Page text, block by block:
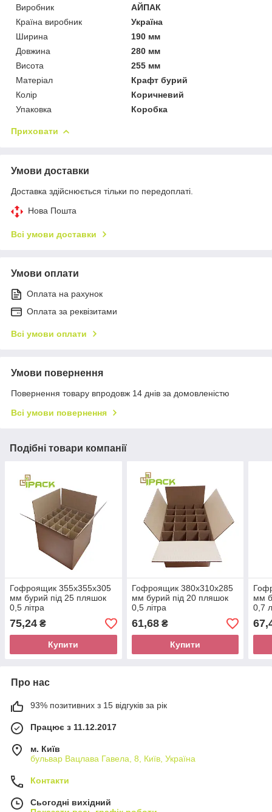
Виробник
АЙПАК
Країна виробник
Україна
Ширина
190 мм
Довжина
280 мм
Висота
255 мм
Матеріал
Крафт бурий
Колір
Коричневий
Упаковка
Коробка
Приховати
Умови доставки
Доставка здійснюється тільки по передоплаті.
Нова Пошта
Всі умови доставки
Умови оплати
Оплата на рахунок
Оплата за реквізитами
Всі умови оплати
Умови повернення
Повернення товару впродовж 14 днів за домовленістю
Всі умови повернення
Подібні товари компанії
Гофроящик 355х355х305
мм бурий під 25 пляшок
0,5 літра
75,24 ₴
Купити
Гофроящик 380х310х285
мм бурий під 20 пляшок
0,5 літра
61,68₴
Купити
мм
0,7
Про нас
93% позитивних з 15 відгуків за рік
Працює з 11.12.2017
м. Київ
бульвар Вацлава Гавела, 8, Київ, Україна
Контакти
Сьогодні вихідний